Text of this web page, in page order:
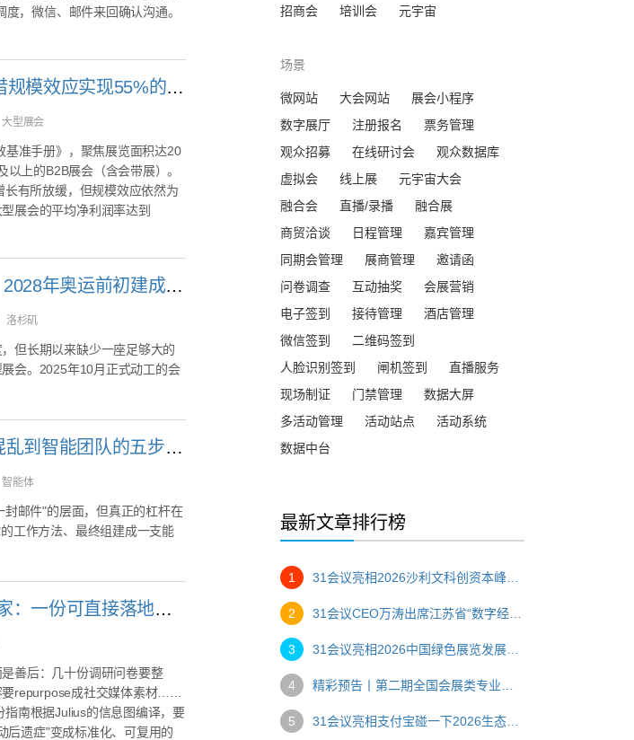
，微信、邮件来回确认沟通。
CEIR研究发现：大型贸易展凭借规模效应实现55%的利润率回报
型展会
基准手册》，聚焦展览面积达20
上的B2B展会（含会带展）。
有所放缓，但规模效应依然为
展会的平均净利润率达到
洛杉矶会展中心投资26亿美元，2028年奥运前初建成，活动排期到了2040年
杉矶
但长期以来缺少一座足够大的
会。2025年10月正式动工的会
AI 驱动的活动战略官：从数据混乱到智能团队的五步进化
能体
邮件"的层面，但真正的杠杆在
工作方法、最终组建成一支能
让 Claude 成为你的活动复盘专家：一份可直接落地的操作指南
善后：几十份调研问卷要整
repurpose成社交媒体素材……
南根据Julius的信息图编译，要
后遗症"变成标准化、可复用的
招商会
培训会 元宇宙
场景
微网站 大会网站
展会小程序
数字展厅
注册报名
票务管理
观众招募
在线研讨会
观众数据库
虚拟会
线上展
元宇宙大会
融合会
直播/录播
融合展
商贸洽谈
日程管理
嘉宾管理
同期会管理
展商管理
邀请函
问卷调查
互动抽奖
会展营销
电子签到
接待管理
酒店管理
微信签到
二维码签到
人脸识别签到
闸机签到
直播服务
现场制证
门禁管理
数据大屏
多活动管理
活动站点
活动系统
数据中台
最新文章排行榜
1
2
3
4
5